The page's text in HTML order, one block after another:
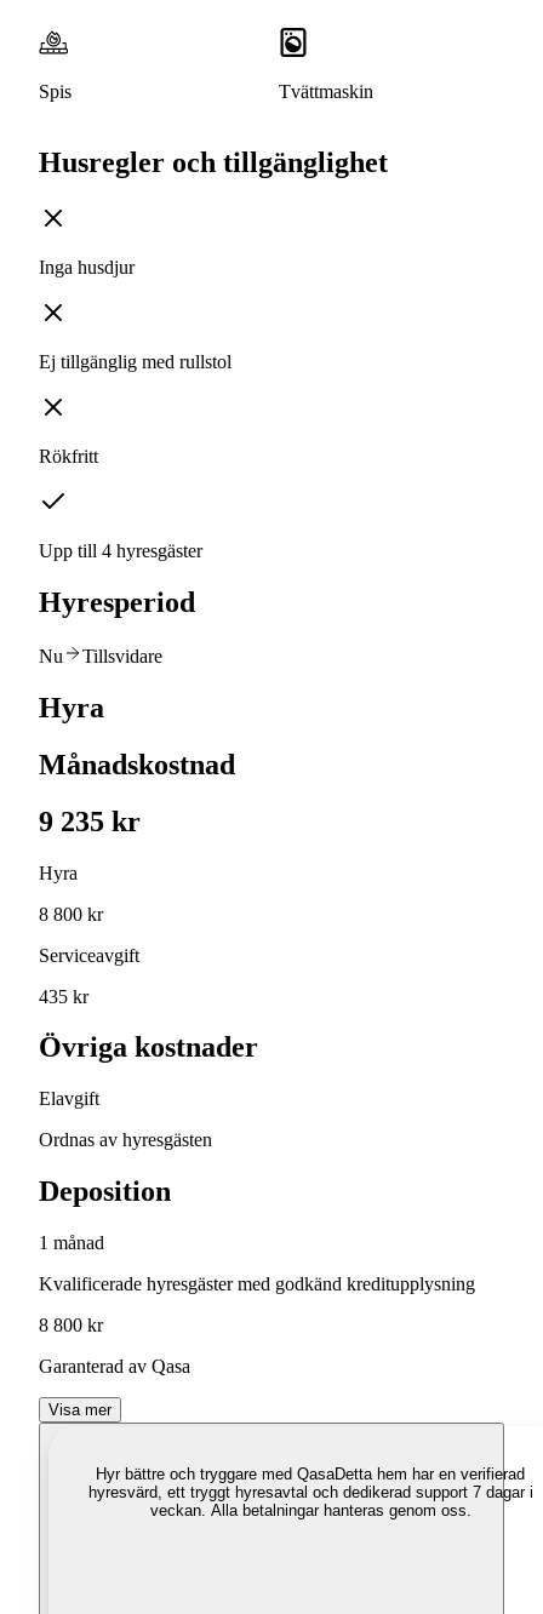
Spis Tvättmaskin
Husregler och tillgänglighet
Inga husdjur
Ej tillgänglig med rullstol
Rökfritt
Upp till 4 hyresgäster
Hyresperiod
Nu Tillsvidare
Hyra
Månadskostnad
9 235 kr
Hyra
8 800 kr
Serviceavgift
435 kr
Övriga kostnader
Elavgift
Ordnas av hyresgästen
Deposition
1 månad
Kvalificerade hyresgäster med godkänd kreditupplysning
8 800 kr
Garanterad av Qasa
Visa mer
Hyr bättre och tryggare med QasaDetta hem har en verifierad
hyresvärd, ett tryggt hyresavtal och dedikerad support 7 dagar i
veckan. Alla betalningar hanteras genom oss.